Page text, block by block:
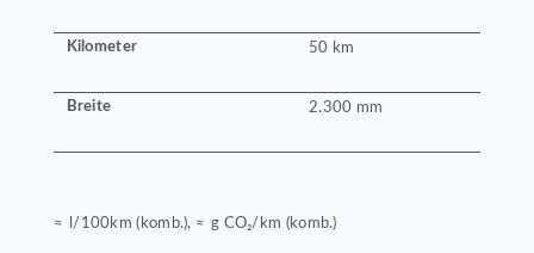
Kilometer 50 km
Breite 2.300 mm
≈ l/100km (komb.), ≈ g CO₂/km (komb.)